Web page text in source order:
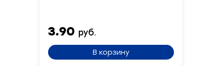
3.90 руб.
В корзину